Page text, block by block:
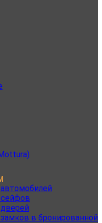
в бронированной